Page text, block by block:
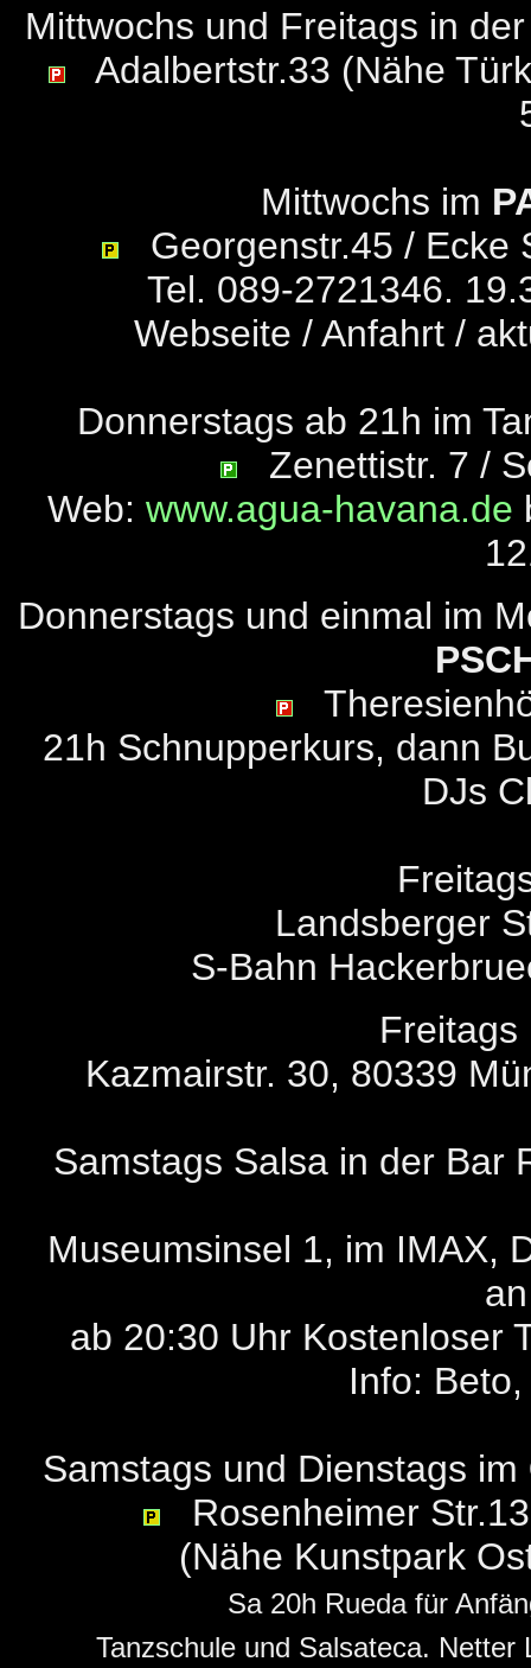
Mittwochs und Freitags in
Adalbertstr.33 (Nähe
Mittwochs im
Georgenstr.45 / Ecke
Tel. 089-2721346.
Webseite / Anfahrt /
Donnerstags ab 21h im
Zenettistr. 7 /
Web: www.agua-havana.de
Donnerstags und einmal im
21h Schnupperkurs, dann
DJs
Landsberger
S-Bahn
Kazmairstr. 30, 80339
Samstags Salsa in der Bar
Museumsinsel 1, im IMAX,
ab 20:30 Uhr Kostenloser
Info:
Samstags und Dienstags im
Rosenheimer
(Nähe Kunstpark
Sa 20h Rueda für
Tanzschule und Salsateca.